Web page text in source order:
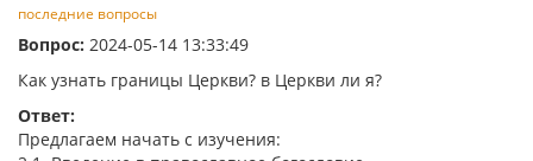
последние вопросы
Вопрос: 2024-05-14 13:33:49
Как узнать границы Церкви? в Церкви ли я?
Ответ:
Предлагаем начать с изучения: